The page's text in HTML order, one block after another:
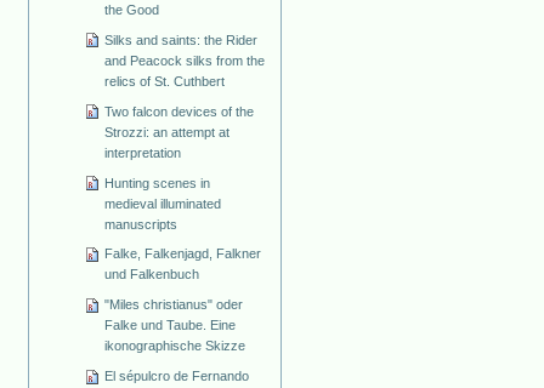
the Good
Silks and saints: the Rider
and Peacock silks from the
relics of St. Cuthbert
Two falcon devices of the
Strozzi: an attempt at
interpretation
Hunting scenes in
medieval illuminated
manuscripts
Falke, Falkenjagd, Falkner
und Falkenbuch
"Miles christianus" oder
Falke und Taube. Eine
ikonographische Skizze
El sépulcro de Fernando